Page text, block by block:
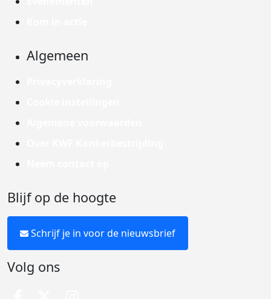
Algemeen
Blijf op de hoogte
Schrijf je in voor de nieuwsbrief
Volg ons